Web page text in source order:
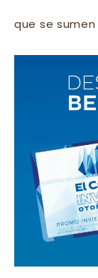
que se sumen